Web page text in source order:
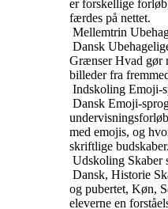
er forskellige
færdes på nettet.
Mellemtrin
Dansk
Grænser Hvad gør
billeder fra
Indskoling Emoji-
Dansk Emoji-
med emojis, og
skriftlige budskaber.
Udskoling Skaber
Dansk, Historie
og pubertet, Køn,
eleverne en